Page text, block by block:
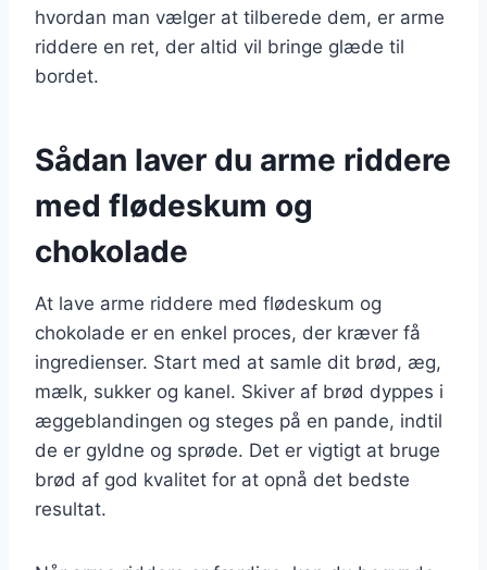
hvordan man vælger at tilberede dem, er arme
riddere en ret, der altid vil bringe glæde til
bordet.
Sådan laver du arme riddere
med flødeskum og
chokolade
At lave arme riddere med flødeskum og
chokolade er en enkel proces, der kræver få
ingredienser. Start med at samle dit brød, æg,
mælk, sukker og kanel. Skiver af brød dyppes i
æggeblandingen og steges på en pande, indtil
de er gyldne og sprøde. Det er vigtigt at bruge
brød af god kvalitet for at opnå det bedste
resultat.